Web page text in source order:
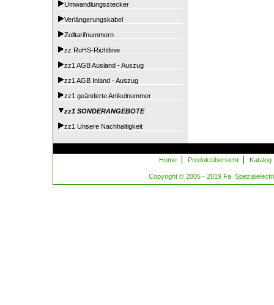
Umwandlungsstecker
Verlängerungskabel
Zolltarifnummern
zz RoHS-Richtlinie
zz1 AGB Ausland - Auszug
zz1 AGB Inland - Auszug
zz1 geänderte Artikelnummer
zz1 SONDERANGEBOTE
zz1 Unsere Nachhaltigkeit
Home | Produktübersicht | Katalog
Copyright © 2005 - 2019 Fa.